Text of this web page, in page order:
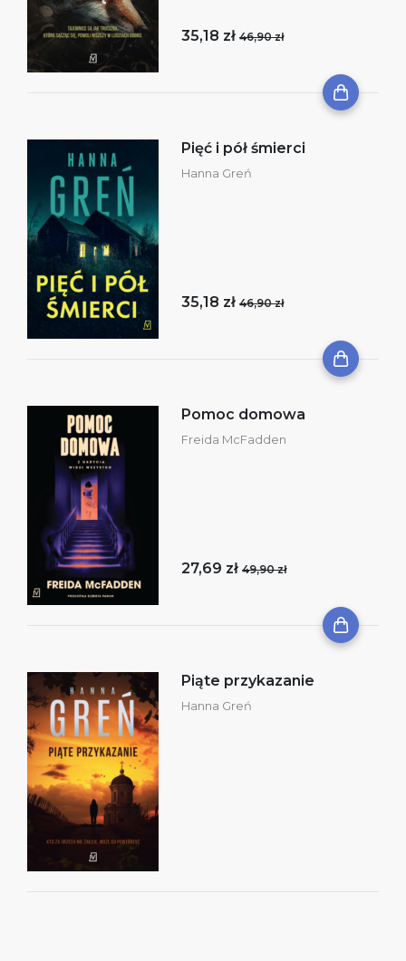
35,18 zł 46,90 zł
Pięć i pół śmierci
Hanna Greń
35,18 zł 46,90 zł
Pomoc domowa
Freida McFadden
27,69 zł 49,90 zł
Piąte przykazanie
Hanna Greń